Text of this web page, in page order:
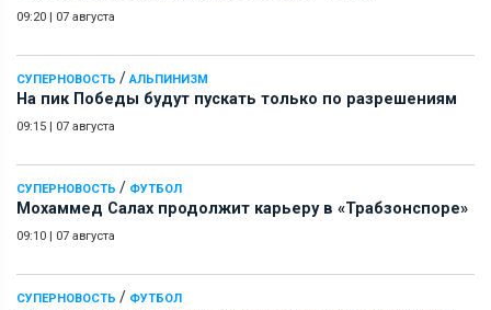
09:20 | 07 августа
СУПЕРНОВОСТЬ / АЛЬПИНИЗМ
На пик Победы будут пускать только по разрешениям
09:15 | 07 августа
СУПЕРНОВОСТЬ / ФУТБОЛ
Мохаммед Салах продолжит карьеру в «Трабзонспоре»
09:10 | 07 августа
СУПЕРНОВОСТЬ / ФУТБОЛ